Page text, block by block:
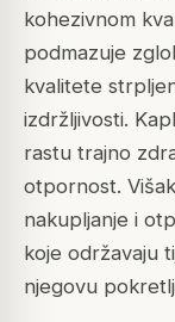
kohezivnom
podmazuje
kvalitete
izdržljivosti.
rastu trajno
otpornost.
nakupljanje i
koje održavaju
njegovu